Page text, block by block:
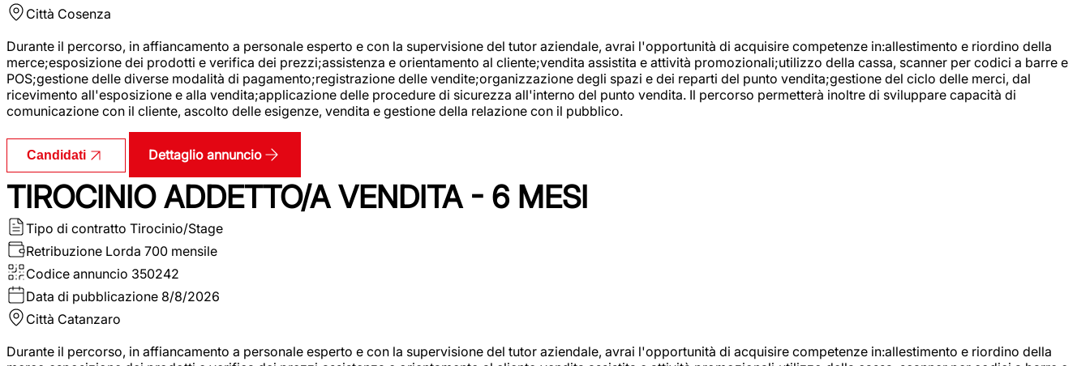
Città Cosenza
Durante il percorso, in affiancamento a personale esperto e con la supervisione del tutor aziendale, avrai l'opportunità di acquisire competenze in:allestimento e riordino della
merce;esposizione dei prodotti e verifica dei prezzi;assistenza e orientamento al cliente;vendita assistita e attività promozionali;utilizzo della cassa, scanner per codici a barre e
POS;gestione delle diverse modalità di pagamento;registrazione delle vendite;organizzazione degli spazi e dei reparti del punto vendita;gestione del ciclo delle merci, dal
ricevimento all'esposizione e alla vendita;applicazione delle procedure di sicurezza all'interno del punto vendita. Il percorso permetterà inoltre di sviluppare capacità di
comunicazione con il cliente, ascolto delle esigenze, vendita e gestione della relazione con il pubblico.
Candidati Dettaglio annuncio
TIROCINIO ADDETTO/A VENDITA - 6 MESI
Tipo di contratto Tirocinio/Stage
Retribuzione Lorda 700 mensile
Codice annuncio 350242
Data di pubblicazione 8/8/2026
Città Catanzaro
Durante il percorso, in affiancamento a personale esperto e con la supervisione del tutor aziendale, avrai l'opportunità di acquisire competenze in:allestimento e riordino della